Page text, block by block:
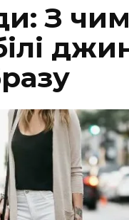
З чим